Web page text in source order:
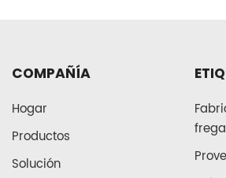
COMPAÑÍA
Hogar
Productos
Solución